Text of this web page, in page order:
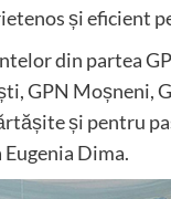
și eficient
din partea
GPN Moșneni,
și pentru
Dima.